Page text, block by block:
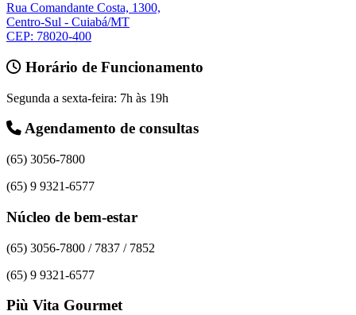
Rua Comandante Costa, 1300,
Centro-Sul - Cuiabá/MT
CEP: 78020-400
Horário de Funcionamento
Segunda a sexta-feira: 7h às 19h
Agendamento de consultas
(65) 3056-7800
(65) 9 9321-6577
Núcleo de bem-estar
(65) 3056-7800 / 7837 / 7852
(65) 9 9321-6577
Più Vita Gourmet